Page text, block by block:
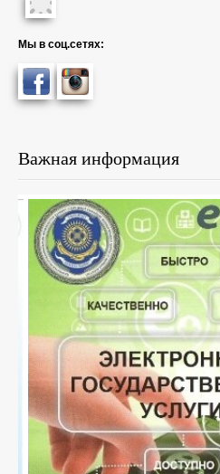
Мы в соц.сетях:
Важная информация